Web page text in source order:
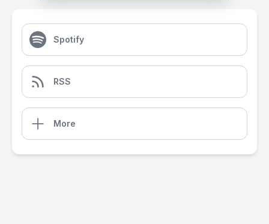
Spotify
RSS
More